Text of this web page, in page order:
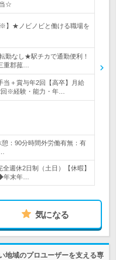
☆
※】★ノビノビと働ける職場を
勤なし★駅チカで通勤便利！
重郡菰…
当＋賞与年2回【高卒】月給
回※経験・能力・年…
：90分時間外労働有無：有
週休2日制（土日）【休暇】
末年…
気になる
地域のプロユーザーを支える専